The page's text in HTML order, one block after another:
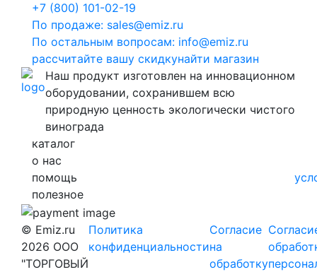
+7 (800) 101-02-19
По продаже: sales@emiz.ru
По остальным вопросам: info@emiz.ru
рассчитайте вашу скидкунайти магазин
Наш продукт изготовлен на инновационном
оборудовании, сохранившем всю
природную ценность экологически чистого
винограда
каталог
о нас
помощь
полезное
© Emiz.ru
2026 ООО
"ТОРГОВЫЙ
Политика
конфиденциальности
Согласие
на
обработку